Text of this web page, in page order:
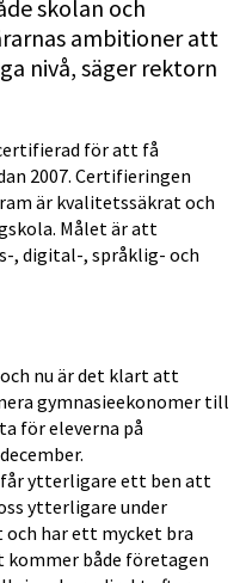
skolan och
ambitioner att
nivå, säger rektorn
för att få
2007. Certifieringen
är kvalitetssäkrat och
Målet är att
, digital-, språklig- och
nu är det klart att
gymnasieekonomer till
för eleverna på
ytterligare ett ben att
ytterligare under
har ett mycket bra
både företagen